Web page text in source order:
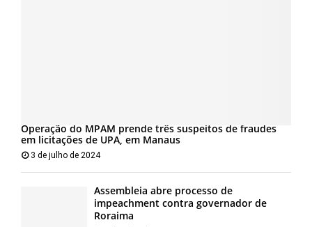
Operação do MPAM prende três suspeitos de fraudes
em licitações de UPA, em Manaus
3 de julho de 2024
Assembleia abre processo de
impeachment contra governador de
Roraima